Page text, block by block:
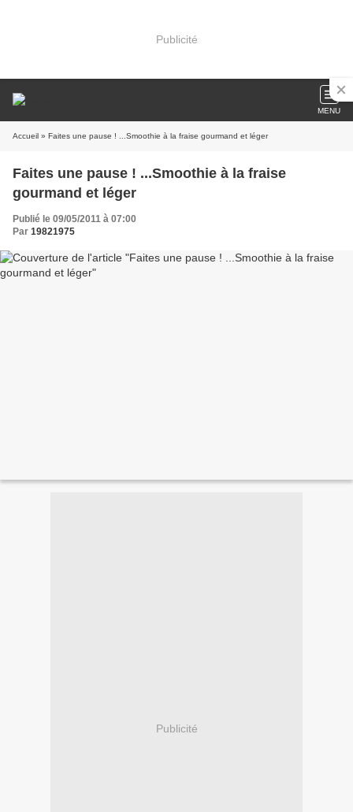
Publicité
MENU
Accueil » Faites une pause ! ...Smoothie à la fraise gourmand et léger
Faites une pause ! ...Smoothie à la fraise
gourmand et léger
Publié le 09/05/2011 à 07:00
Par 19821975
Publicité